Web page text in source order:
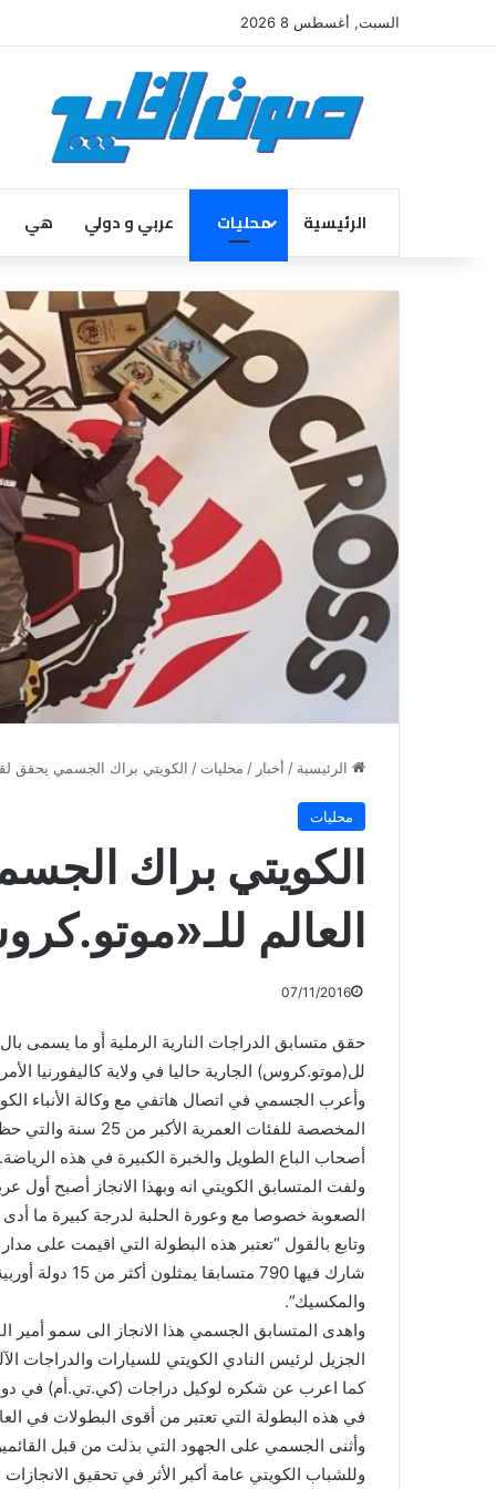
السبت, أغسطس 8 2026
الرئيسية محليات عربي و دولي هي
الرئيسية / أخبار / محليات / الكويتي براك الجسمي يحقق
محليات
الكويتي براك
العالم
07/11/2016
حقق متسابق الدراجات النارية الرملية أو ما يسمى
لل(موتو.كروس) الجارية حاليا في ولاية كاليفورنيا
وأعرب الجسمي في اتصال هاتفي مع وكالة الأنباء
المخصصة للفئات
أصحاب الباع الطويل والخبرة الكبيرة في هذه الرياضة.
ولفت المتسابق الكويتي انه وبهذا الانجاز أصبح أول
الصعوبة خصوصا مع وعورة الحلبة لدرجة كبيرة ما
وتابع بالقول “تعتبر هذه البطولة التي اقيمت على
شارك فيها 790
والمكسيك”.
واهدى المتسابق الجسمي هذا الانجاز الى سمو أمير
الجزيل لرئيس النادي الكويتي للسيارات والدراجات
كما اعرب عن شكره لوكيل دراجات (كي.تي.أم) في
في هذه البطولة التي تعتبر من أقوى البطولات في
وأثنى الجسمي على الجهود التي بذلت من قبل
وللشباب الكويتي عامة أكبر الأثر في تحقيق